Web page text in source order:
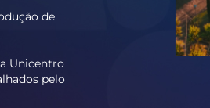
de
Unicentro
pelo